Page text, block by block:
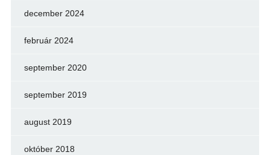
december 2024
február 2024
september 2020
september 2019
august 2019
október 2018